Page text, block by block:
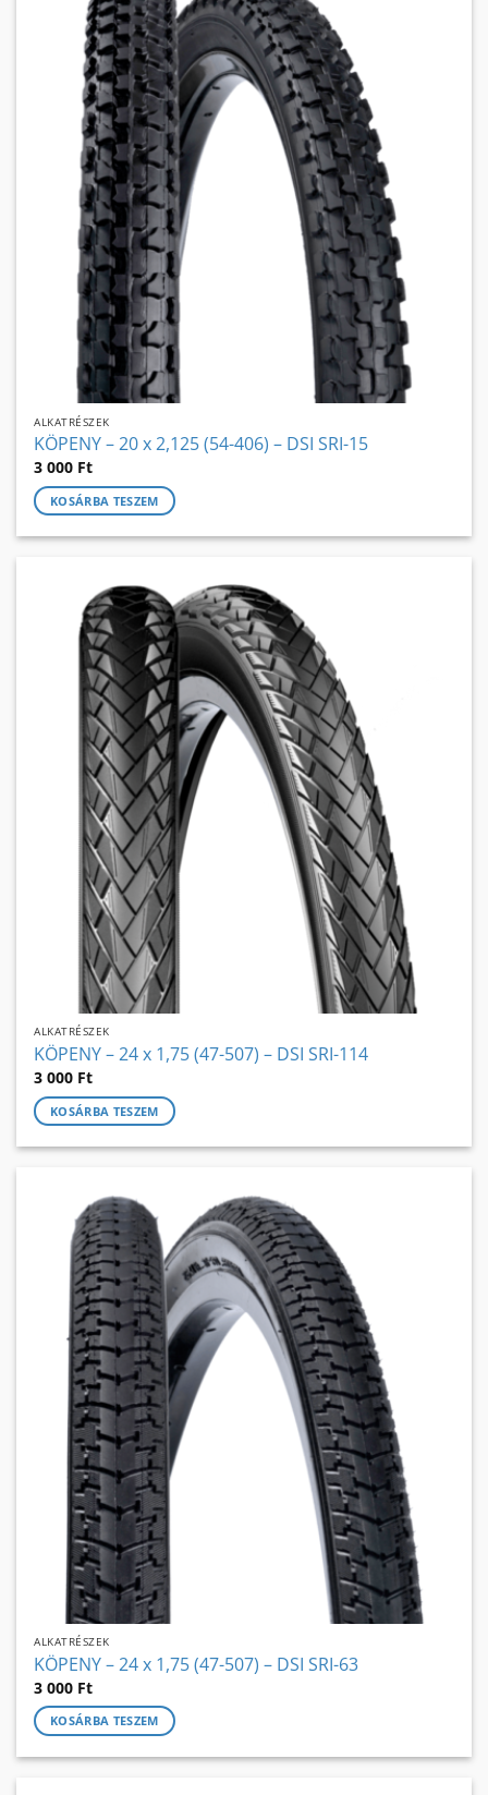
ALKATRÉSZEK
KÖPENY – 20 x 2,125 (54-406) – DSI SRI-15
3 000 Ft
KOSÁRBA TESZEM
ALKATRÉSZEK
KÖPENY – 24 x 1,75 (47-507) – DSI SRI-114
3 000 Ft
KOSÁRBA TESZEM
ALKATRÉSZEK
KÖPENY – 24 x 1,75 (47-507) – DSI SRI-63
3 000 Ft
KOSÁRBA TESZEM